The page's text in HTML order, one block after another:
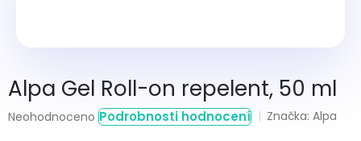
Alpa Gel Roll-on repelent, 50 ml
Průměrné
Neohodnoceno Podrobnosti hodnocení Značka:Alpa